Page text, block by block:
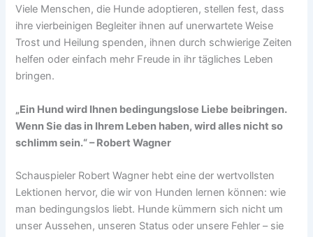
Viele Menschen, die Hunde adoptieren, stellen fest, dass
ihre vierbeinigen Begleiter ihnen auf unerwartete Weise
Trost und Heilung spenden, ihnen durch schwierige Zeiten
helfen oder einfach mehr Freude in ihr tägliches Leben
bringen.
„Ein Hund wird Ihnen bedingungslose Liebe beibringen.
Wenn Sie das in Ihrem Leben haben, wird alles nicht so
schlimm sein.“ – Robert Wagner
Schauspieler Robert Wagner hebt eine der wertvollsten
Lektionen hervor, die wir von Hunden lernen können: wie
man bedingungslos liebt. Hunde kümmern sich nicht um
unser Aussehen, unseren Status oder unsere Fehler – sie